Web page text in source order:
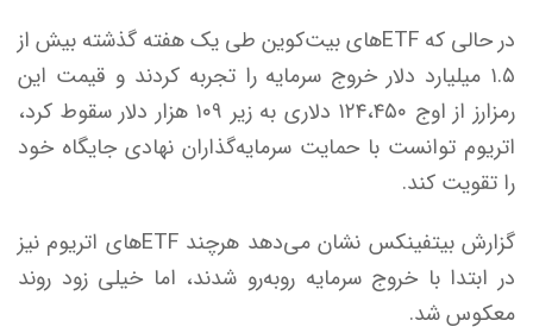
در حالی که ETF‌های بیت‌کوین طی یک هفته گذشته بیش از
۱.۵ میلیارد دلار خروج سرمایه را تجربه کردند و قیمت این
رمزارز از اوج ۱۲۴،۴۵۰ دلاری به زیر ۱۰۹ هزار دلار سقوط کرد،
اتریوم توانست با حمایت سرمایه‌گذاران نهادی جایگاه خود
را تقویت کند.
گزارش بیتفینکس نشان می‌دهد هرچند ETF‌های اتریوم نیز
در ابتدا با خروج سرمایه روبه‌رو شدند، اما خیلی زود روند
معکوس شد.